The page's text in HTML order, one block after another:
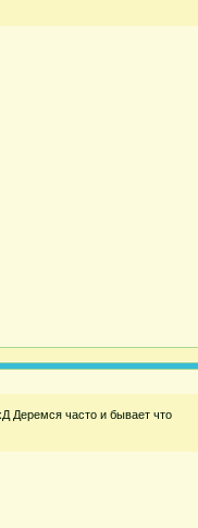
Деремся часто и бывает что